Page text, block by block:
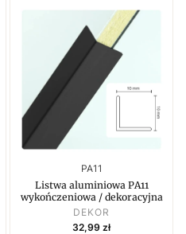
Kod produktu
PA11
Listwa aluminiowa PA11
wykończeniowa / dekoracyjna
PRODUCENT
DEKOR
Cena
32,99 zł